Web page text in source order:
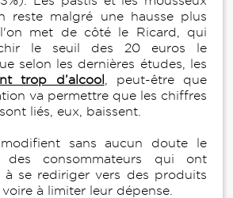
reste malgré une hausse plus
met de côté le Ricard, qui
le seuil des 20 euros le
selon les dernières études, les
trop d’alcool
, peut-être que
va permettre que les chiffres
liés, eux, baissent.
sans aucun doute le
des consommateurs qui ont
à se rediriger vers des produits
à limiter leur dépense.